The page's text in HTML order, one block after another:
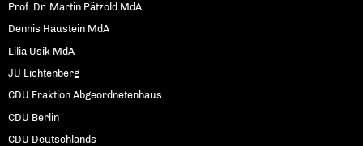
Prof. Dr. Martin Pätzold MdA
Dennis Haustein MdA
Lilia Usik MdA
JU Lichtenberg
CDU Fraktion Abgeordnetenhaus
CDU Berlin
CDU Deutschlands